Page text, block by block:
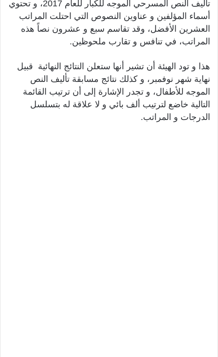
تأليف النص المسرحي الموجه للكبار للعام 2017، و تحتوي
أسماء المؤلفين و عناوين النصوص التي احتلت المراتب
العشرين الأفضل، وقد تقاسم سبع و عشرون نصاً هذه
المراتب، في تنافس و تقارب ملحوظين.
هذا و تود الهيئة أن تشير أنها ستعلن النتائج النهائية قبيل
نهاية شهر نوفمبر، و كذلك نتائج مسابقة تأليف النص
الموجه للأطفال، و تجدر الإشارة إلى أن ترتيب القائمة
التالية خاضع لترتيب ألف بائي و لا علاقة له بتسلسل
الدرجات و المراتب.